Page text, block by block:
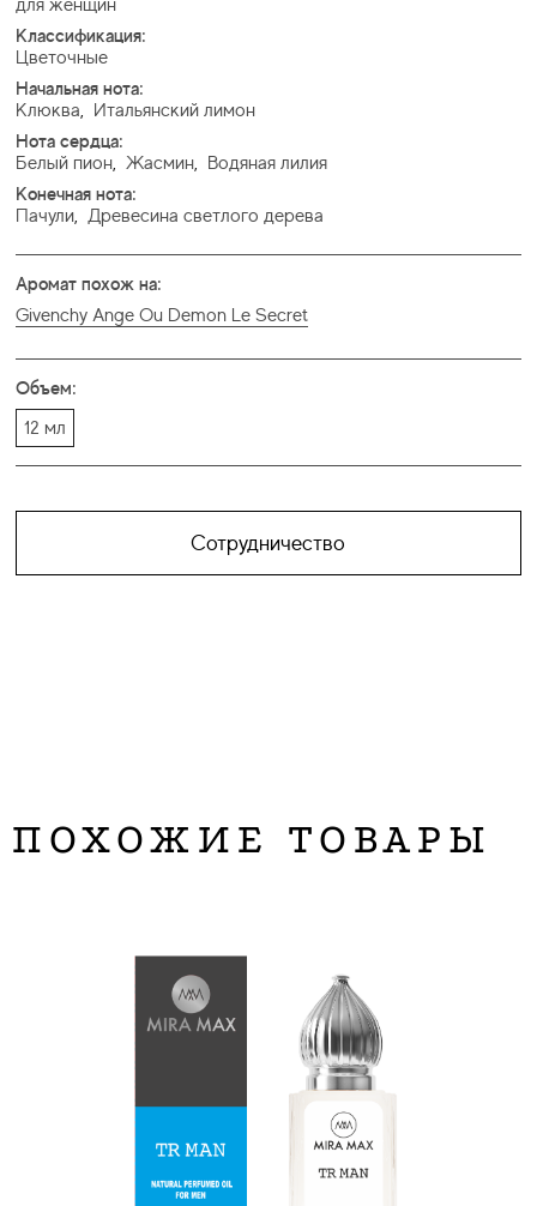
для женщин
Классификация:
Цветочные
Начальная нота:
Клюква, Итальянский лимон
Нота сердца:
Белый пион, Жасмин, Водяная лилия
Конечная нота:
Пачули, Древесина светлого дерева
Аромат похож на:
Givenchy Ange Ou Demon Le Secret
Объем:
12 мл
Сотрудничество
ПОХОЖИЕ ТОВАРЫ